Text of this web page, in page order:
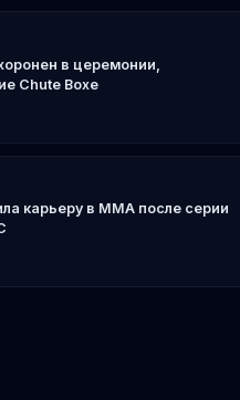
в церемонии,
Chute Boxe
карьеру в ММА после серии